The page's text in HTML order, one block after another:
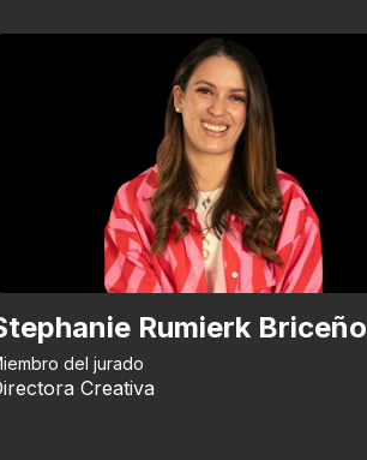
Rumierk Briceño
del jurado
Creativa